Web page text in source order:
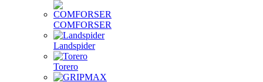
COMFORSER
Landspider
Torero